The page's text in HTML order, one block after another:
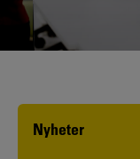
studie-
Nyheter